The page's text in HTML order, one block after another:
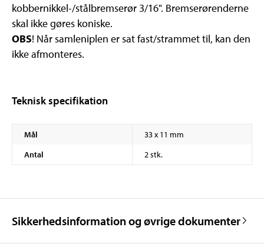
kobbernikkel-/stålbremserør 3/16". Bremserørenderne
skal ikke gøres koniske.
OBS! Når samleniplen er sat fast/strammet til, kan den
ikke afmonteres.
Teknisk specifikation
Mål
33 x 11 mm
Antal
2 stk.
Sikkerhedsinformation og øvrige dokumenter